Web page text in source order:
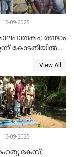
09-2025
രണ്ടാം
കോടതിയിൽ
View All
09-2025
കേസ്;